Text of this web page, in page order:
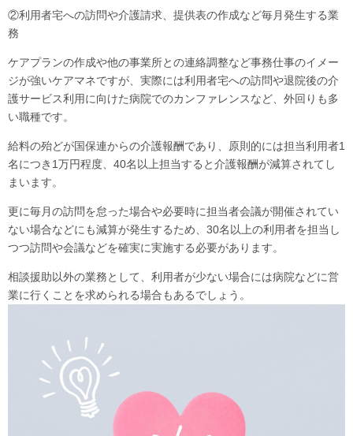
②利用者宅への訪問や介護請求、提供表の作成など毎月発生する業
務
ケアプランの作成や他の事業所との連絡調整など事務仕事のイメー
ジが強いケアマネですが、実際には利用者宅への訪問や退院後の介
護サービス利用に向けた病院でのカンファレンスなど、外回りも多
い職種です。
給料の殆どが国保連からの介護報酬であり、原則的には担当利用者1
名につき1万円程度、40名以上担当すると介護報酬が減算されてし
まいます。
更に毎月の訪問を怠った場合や必要時に担当者会議が開催されてい
ない場合などにも減算が発生するため、30名以上の利用者を担当し
つつ訪問や会議などを確実に実施する必要があります。
相談援助以外の業務として、利用者が少ない場合には病院などに営
業に行くことを求められる場合もあるでしょう。